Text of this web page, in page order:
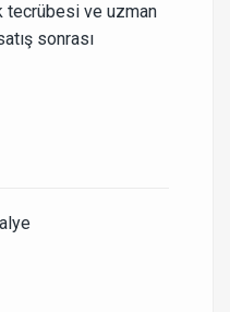
tecrübesi ve uzman
sonrası